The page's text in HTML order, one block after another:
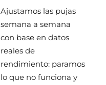
Ajustamos las pujas
semana a semana
con base en datos
reales de
rendimiento: paramos
lo que no funciona y